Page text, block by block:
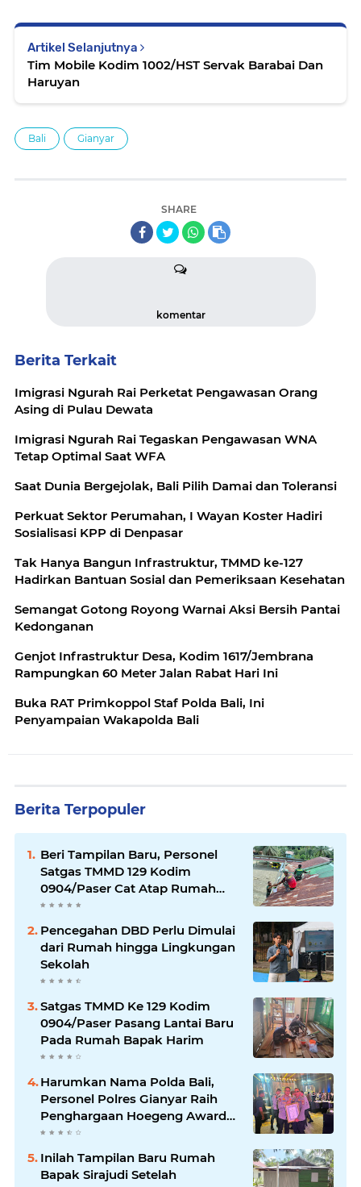
Artikel Selanjutnya
Tim Mobile Kodim 1002/HST Servak Barabai Dan
Haruyan
Bali Gianyar
SHARE
komentar
Berita Terkait
Imigrasi Ngurah Rai Perketat Pengawasan Orang
Asing di Pulau Dewata
Imigrasi Ngurah Rai Tegaskan Pengawasan WNA
Tetap Optimal Saat WFA
Saat Dunia Bergejolak, Bali Pilih Damai dan Toleransi
Perkuat Sektor Perumahan, I Wayan Koster Hadiri
Sosialisasi KPP di Denpasar
Tak Hanya Bangun Infrastruktur, TMMD ke-127
Hadirkan Bantuan Sosial dan Pemeriksaan Kesehatan
Semangat Gotong Royong Warnai Aksi Bersih Pantai
Kedonganan
Genjot Infrastruktur Desa, Kodim 1617/Jembrana
Rampungkan 60 Meter Jalan Rabat Hari Ini
Buka RAT Primkoppol Staf Polda Bali, Ini
Penyampaian Wakapolda Bali
Berita Terpopuler
Beri Tampilan Baru, Personel
Satgas TMMD 129 Kodim
0904/Paser Cat Atap Rumah
Marbot
Pencegahan DBD Perlu Dimulai
dari Rumah hingga Lingkungan
Sekolah
Satgas TMMD Ke 129 Kodim
0904/Paser Pasang Lantai Baru
Pada Rumah Bapak Harim
Harumkan Nama Polda Bali,
Personel Polres Gianyar Raih
Penghargaan Hoegeng Awards
2026
Inilah Tampilan Baru Rumah
Bapak Sirajudi Setelah